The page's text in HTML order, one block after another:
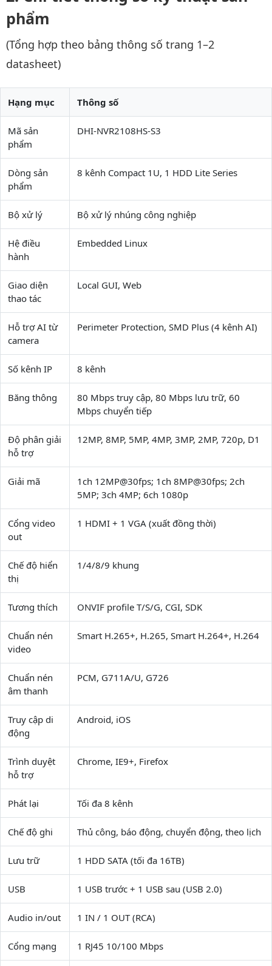
phẩm
(Tổng hợp theo bảng thông số trang 1–2
datasheet)
Hạng mục Thông số
Mã sản
phẩm
DHI-NVR2108HS-S3
Dòng sản
phẩm
8 kênh Compact 1U, 1 HDD Lite Series
Bộ xử lý Bộ xử lý nhúng công nghiệp
Hệ điều
hành
Embedded Linux
Giao diện
thao tác
Local GUI, Web
Hỗ trợ AI từ
camera
Perimeter Protection, SMD Plus (4 kênh AI)
Số kênh IP 8 kênh
Băng thông
80 Mbps truy cập, 80 Mbps lưu trữ, 60
Mbps chuyển tiếp
Độ phân giải
hỗ trợ
12MP, 8MP, 5MP, 4MP, 3MP, 2MP, 720p, D1
Giải mã
1ch 12MP@30fps; 1ch 8MP@30fps; 2ch
5MP; 3ch 4MP; 6ch 1080p
Cổng video
out
1 HDMI + 1 VGA (xuất đồng thời)
Chế độ hiển
thị
1/4/8/9 khung
Tương thích ONVIF profile T/S/G, CGI, SDK
Chuẩn nén
video
Smart H.265+, H.265, Smart H.264+, H.264
Chuẩn nén
âm thanh
PCM, G711A/U, G726
Truy cập di
động
Android, iOS
Trình duyệt
hỗ trợ
Chrome, IE9+, Firefox
Phát lại Tối đa 8 kênh
Chế độ ghi Thủ công, báo động, chuyển động, theo lịch
Lưu trữ 1 HDD SATA (tối đa 16TB)
USB 1 USB trước + 1 USB sau (USB 2.0)
Audio in/out 1 IN / 1 OUT (RCA)
Cổng mạng 1 RJ45 10/100 Mbps